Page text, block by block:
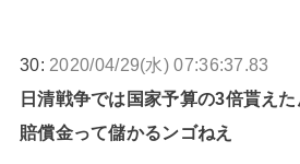
30: 2020/04/29(水) 07:36:37.83
日清戦争では国家予算の3倍貰え
賠償金って儲かるンゴねえ